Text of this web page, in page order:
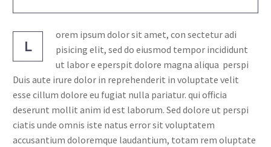
L
orem ipsum dolor sit amet, con sectetur adi
pisicing elit, sed do eiusmod tempor incididunt
ut labor e eperspit dolore magna aliqua perspi
Duis aute irure dolor in reprehenderit in voluptate velit
esse cillum dolore eu fugiat nulla pariatur. qui officia
deserunt mollit anim id est laborum. Sed dolore ut perspi
ciatis unde omnis iste natus error sit voluptatem
accusantium doloremque laudantium, totam rem oluptate